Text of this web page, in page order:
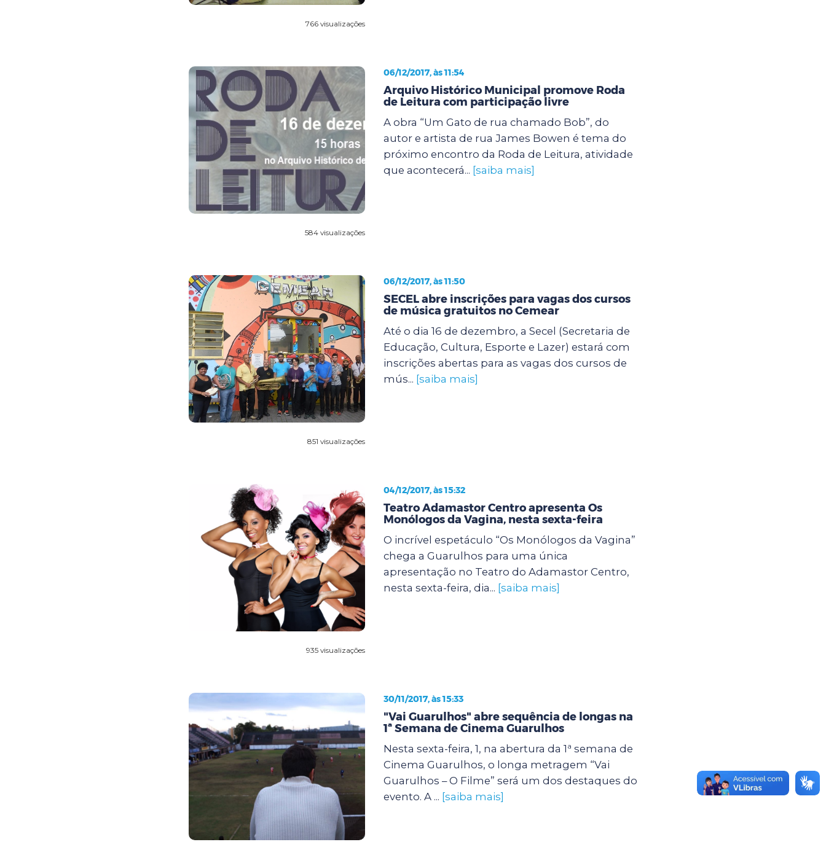
766 visualizações
584 visualizações
06/12/2017, às 11:54
Arquivo Histórico Municipal promove Roda
de Leitura com participação livre
A obra “Um Gato de rua chamado Bob”, do
autor e artista de rua James Bowen é tema do
próximo encontro da Roda de Leitura, atividade
que acontecerá... [saiba mais]
851 visualizações
06/12/2017, às 11:50
SECEL abre inscrições para vagas dos cursos
de música gratuitos no Cemear
Até o dia 16 de dezembro, a Secel (Secretaria de
Educação, Cultura, Esporte e Lazer) estará com
inscrições abertas para as vagas dos cursos de
mús... [saiba mais]
935 visualizações
04/12/2017, às 15:32
Teatro Adamastor Centro apresenta Os
Monólogos da Vagina, nesta sexta-feira
O incrível espetáculo “Os Monólogos da Vagina”
chega a Guarulhos para uma única
apresentação no Teatro do Adamastor Centro,
nesta sexta-feira, dia... [saiba mais]
30/11/2017, às 15:33
"Vai Guarulhos" abre sequência de longas na
1ª Semana de Cinema Guarulhos
Nesta sexta-feira, 1, na abertura da 1ª semana de
Cinema Guarulhos, o longa metragem “Vai
Guarulhos – O Filme” será um dos destaques do
evento. A ... [saiba mais]